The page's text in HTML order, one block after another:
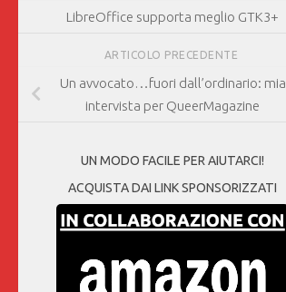
LibreOffice supporta meglio GTK3+
ARTICOLO PRECEDENTE
Un avvocato…fuori dall’ordinario: mia
intervista per QueerMagazine
UN MODO FACILE PER AIUTARCI!
ACQUISTA DAI LINK SPONSORIZZATI